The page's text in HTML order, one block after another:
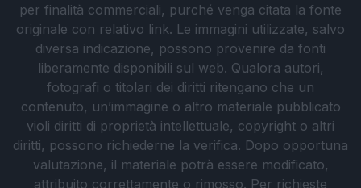
per finalità commerciali, purché venga citata la fonte
originale con relativo link. Le immagini utilizzate, salvo
diversa indicazione, possono provenire da fonti
liberamente disponibili sul web. Qualora autori,
fotografi o titolari dei diritti ritengano che un
contenuto, un’immagine o altro materiale pubblicato
violi diritti di proprietà intellettuale, copyright o altri
diritti, possono richiederne la verifica. Dopo opportuna
valutazione, il materiale potrà essere modificato,
attribuito correttamente o rimosso. Per richieste